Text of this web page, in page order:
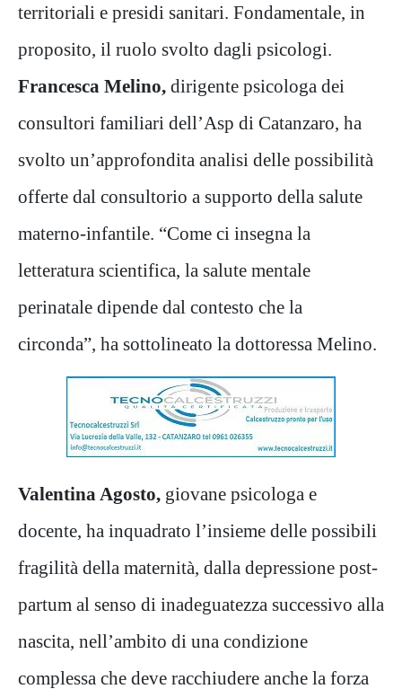
territoriali e presidi sanitari. Fondamentale, in
proposito, il ruolo svolto dagli psicologi.
Francesca Melino, dirigente psicologa dei
consultori familiari dell’Asp di Catanzaro, ha
svolto un’approfondita analisi delle possibilità
offerte dal consultorio a supporto della salute
materno-infantile. “Come ci insegna la
letteratura scientifica, la salute mentale
perinatale dipende dal contesto che la
circonda”, ha sottolineato la dottoressa Melino.
Valentina Agosto, giovane psicologa e
docente, ha inquadrato l’insieme delle possibili
fragilità della maternità, dalla depressione post-
partum al senso di inadeguatezza successivo alla
nascita, nell’ambito di una condizione
complessa che deve racchiudere anche la forza